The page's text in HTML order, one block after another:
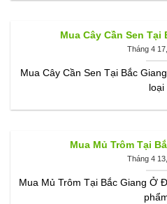
Mua Cây Cần Sen
Tháng 4
Mua Cây Cần Sen Tại Bắc
loại
Mua Mủ Trôm Tại
Tháng 4
Mua Mủ Trôm Tại Bắc Giang Ở